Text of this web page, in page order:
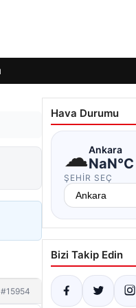
#15954
Hava Durumu
☁Ankara
NaN°C
ŞEHIR SEÇ
Bizi Takip Edin